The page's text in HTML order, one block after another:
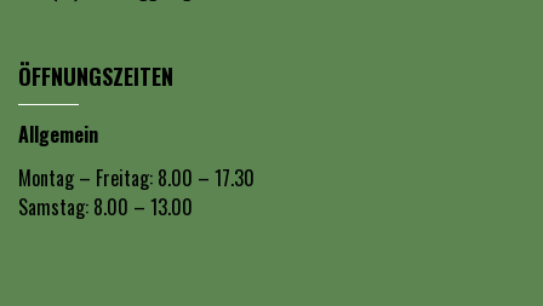
ÖFFNUNGSZEITEN
Allgemein
Montag – Freitag: 8.00 – 17.30
Samstag: 8.00 – 13.00